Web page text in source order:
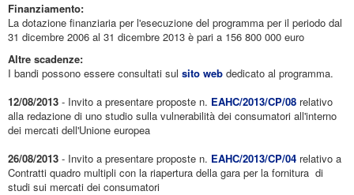
Finanziamento:
La dotazione finanziaria per l'esecuzione del programma per il periodo dal
31 dicembre 2006 al 31 dicembre 2013 è pari a 156 800 000 euro
Altre scadenze:
I bandi possono essere consultati sul sito web dedicato al programma.
12/08/2013 - Invito a presentare proposte n. EAHC/2013/CP/08 relativo
alla redazione di uno studio sulla vulnerabilità dei consumatori all'interno
dei mercati dell'Unione europea
26/08/2013 - Invito a presentare proposte n. EAHC/2013/CP/04 relativo a
Contratti quadro multipli con la riapertura della gara per la fornitura di
studi sui mercati dei consumatori